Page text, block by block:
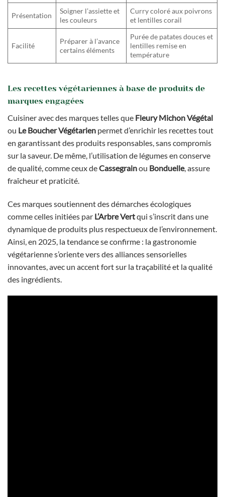
Présentation
Soigner l’assiette et
les couleurs
Curry coloré aux poivrons
et lentilles corail
Facilité
Préparer à l’avance
certains éléments
Purée de patates douces et
lentilles remise en
température
Les recettes végétariennes à base de produits de
marques engagées
Cuisiner avec des marques telles que Fleury Michon Végétal
ou Le Boucher Végétarien permet d’enrichir les recettes tout
en garantissant des produits responsables, sans compromis
sur la saveur. De même, l’utilisation de légumes en conserve
de qualité, comme ceux deCassegrainou Bonduelle, assure
fraîcheur et praticité.
Ces marques soutiennent des démarches écologiques
comme celles initiées par L’Arbre Vertqui s’inscrit dans une
dynamique de produits plus respectueux de l’environnement.
Ainsi, en 2025, la tendance se confirme : la gastronomie
végétarienne s’oriente vers des alliances sensorielles
innovantes, avec un accent fort sur la traçabilité et la qualité
des ingrédients.